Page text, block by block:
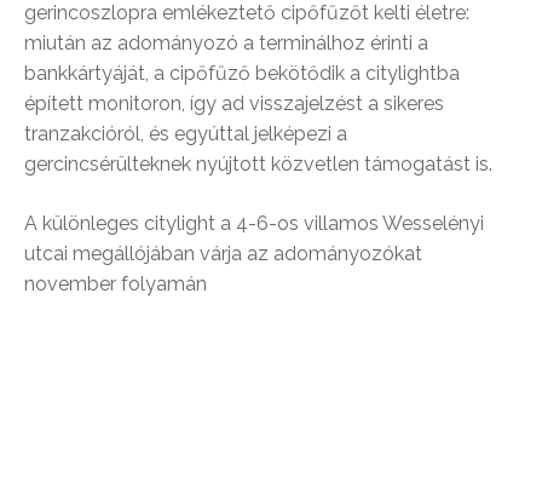
gerincoszlopra emlékeztető cipőfűzőt kelti életre:
miután az adományozó a terminálhoz érinti a
bankkártyáját, a cipőfűző bekötődik a citylightba
épített monitoron, így ad visszajelzést a sikeres
tranzakcióról, és egyúttal jelképezi a
gercincsérülteknek nyújtott közvetlen támogatást is.
A különleges citylight a 4-6-os villamos Wesselényi
utcai megállójában várja az adományozókat
november folyamán